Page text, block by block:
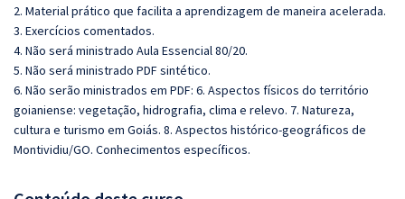
2. Material prático que facilita a aprendizagem de maneira acelerada.
3. Exercícios comentados.
4. Não será ministrado Aula Essencial 80/20.
5. Não será ministrado PDF sintético.
6. Não serão ministrados em PDF: 6. Aspectos físicos do território
goianiense: vegetação, hidrografia, clima e relevo. 7. Natureza,
cultura e turismo em Goiás. 8. Aspectos histórico-geográficos de
Montividiu/GO. Conhecimentos específicos.